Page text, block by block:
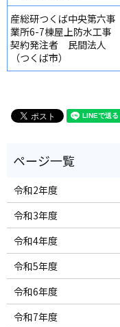
産総研つくば中央第六事
業所6-7棟屋上防水工事
契約発注者 民間法人
（つくば市）
令和2年度
令和3年度
令和4年度
令和5年度
令和6年度
令和7年度